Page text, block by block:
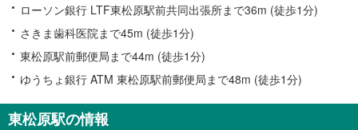
ローソン銀行 LTF東松原駅前共同出張所まで36m (徒歩1分)
さきま歯科医院まで45m (徒歩1分)
東松原駅前郵便局まで44m (徒歩1分)
ゆうちょ銀行 ATM 東松原駅前郵便局まで48m (徒歩1分)
東松原駅の情報